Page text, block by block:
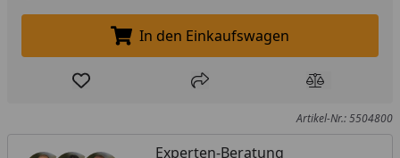
In den Einkaufswagen legen
In den Einkaufswagen
Produkt zur Wunschliste hinzufügen
Teilen Produkt
Artikel-Nr.: 5504800
Experten-Beratung